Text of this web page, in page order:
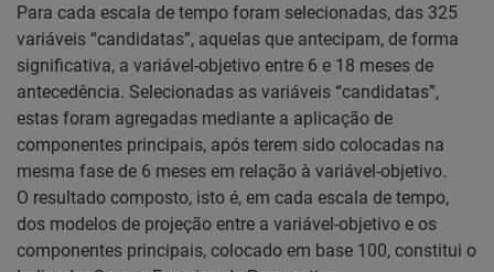
Para cada escala de tempo foram selecionadas, das 325
variáveis “candidatas”, aquelas que antecipam, de forma
significativa, a variável-objetivo entre 6 e 18 meses de
antecedência. Selecionadas as variáveis “candidatas”,
estas foram agregadas mediante a aplicação de
componentes principais, após terem sido colocadas na
mesma fase de 6 meses em relação à variável-objetivo.
O resultado composto, isto é, em cada escala de tempo,
dos modelos de projeção entre a variável-objetivo e os
componentes principais, colocado em base 100, constitui o